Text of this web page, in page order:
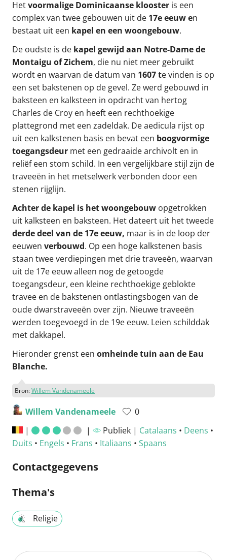
Hetvoormalige Dominicaanse klooster is een
complex van twee gebouwen uit de 17e eeuw en
bestaat uit een kapel en een woongebouw.
De oudste is de kapel gewijd aan Notre-Dame de
Montaigu of Zichem, die nu niet meer gebruikt
wordt en waarvan de datum van 1607 te vinden is op
een set bakstenen op de gevel. Ze werd gebouwd in
baksteen en kalksteen in opdracht van hertog
Charles de Croy en heeft een rechthoekige
plattegrond met een zadeldak. De aedicula rijst op
uit een kalkstenen basis en bevat een boogvormige
toegangsdeur met een gedraaide archivolt en in
reliëf een stom schild. In een vergelijkbare stijl zijn de
traveeën in het metselwerk verbonden door een
stenen rijglijn.
Achter de kapel is het woongebouw opgetrokken
uit kalksteen en baksteen. Het dateert uit het tweede
derde deel van de 17e eeuw, maar is in de loop der
eeuwen verbouwd. Op een hoge kalkstenen basis
staan twee verdiepingen met drie traveeën, waarvan
uit de 17e eeuw alleen nog de getoogde
toegangsdeur, een kleine rechthoekige geblokte
travee en de bakstenen ontlastingsbogen van de
oude dwarstraveeën over zijn. Nieuwe traveeën
werden toegevoegd in de 19e eeuw. Leien schilddak
met dakkapel.
Hieronder grenst een omheinde tuin aan de Eau
Blanche.
Bron:Willem Vandenameele
Willem Vandenameele
0
|
| Publiek | Catalaans • Deens •
Duits • Engels • Frans • Italiaans • Spaans
Contactgegevens
Thema's
Religie